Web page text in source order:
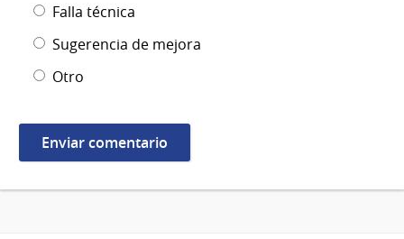
Falla técnica
Sugerencia de mejora
Otro